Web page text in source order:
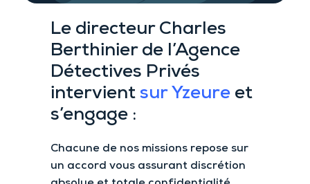
Le directeur Charles
Berthinier de l’Agence
Détectives Privés
intervientsur Yzeure et
s’engage :
Chacune de nos missions repose sur
un accord vous assurant discrétion